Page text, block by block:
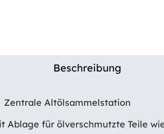
Beschreibung
Zentrale Altölsammelstation
Ablage für ölverschmutzte Teile